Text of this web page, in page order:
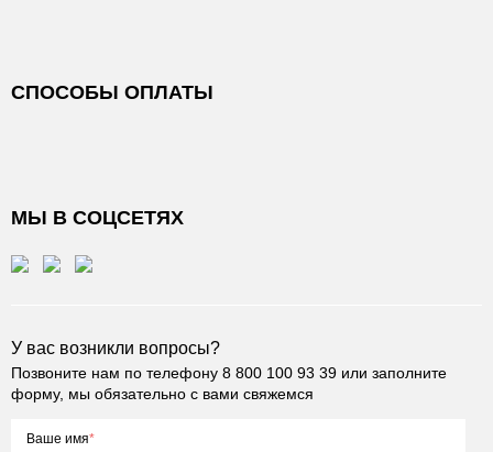
СПОСОБЫ ОПЛАТЫ
МЫ В СОЦСЕТЯХ
У вас возникли вопросы?
Позвоните нам по телефону 8 800 100 93 39 или заполните
форму, мы обязательно с вами свяжемся
Ваше имя